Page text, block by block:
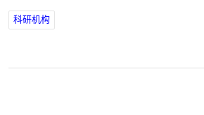
科研机构